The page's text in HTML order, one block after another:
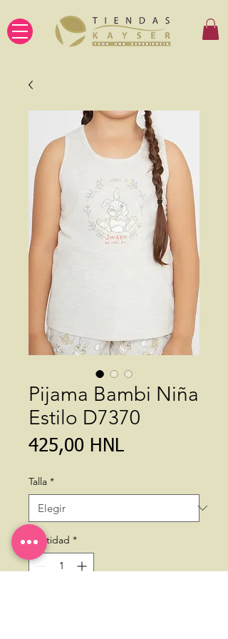
Pijama Bambi Niña
Estilo D7370
425,00 HNLPrecio
Talla *
Cantidad *